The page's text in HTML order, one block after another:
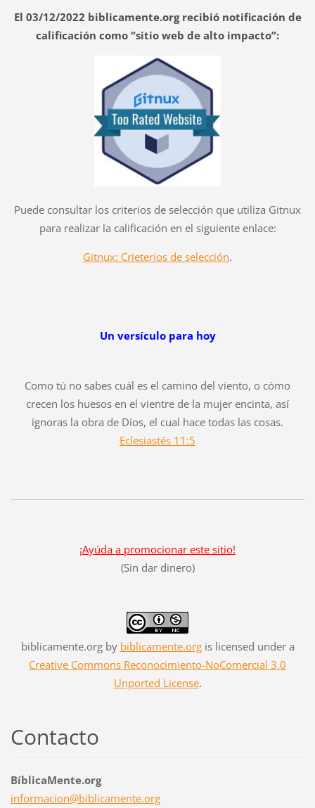
El 03/12/2022 biblicamente.org recibió notificación de
calificación como “sitio web de alto impacto”:
Puede consultar los criterios de selección que utiliza Gitnux
para realizar la calificación en el siguiente enlace:
Gitnux: Crieterios de selección.
Un versículo para hoy
Como tú no sabes cuál es el camino del viento, o cómo
crecen los huesos en el vientre de la mujer encinta, así
ignoras la obra de Dios, el cual hace todas las cosas.
Eclesiastés 11:5
¡Ayúda a promocionar este sitio!
(Sin dar dinero)
biblicamente.orgby biblicamente.orgis licensed under a
Creative Commons Reconocimiento-NoComercial 3.0
Unported License.
Contacto
BíblicaMente.org
informacion@biblicamente.org